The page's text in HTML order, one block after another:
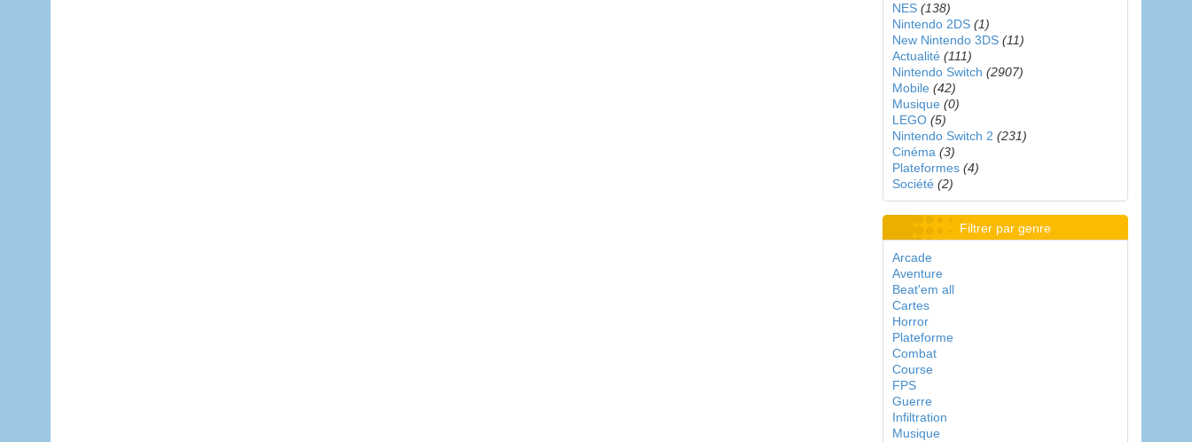
NES (138)
Nintendo 2DS (1)
New Nintendo 3DS (11)
Actualité (111)
Nintendo Switch (2907)
Mobile (42)
Musique (0)
LEGO (5)
Nintendo Switch 2 (231)
Cinéma (3)
Plateformes (4)
Société (2)
Filtrer par genre
Arcade
Aventure
Beat'em all
Cartes
Horror
Plateforme
Combat
Course
FPS
Guerre
Infiltration
Musique